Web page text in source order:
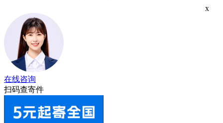
x
在线咨询
扫码查寄件